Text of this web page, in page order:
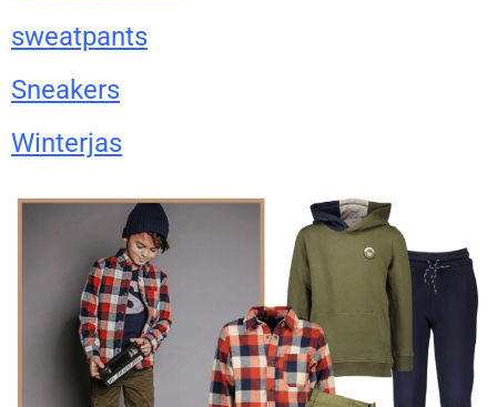
sweatpants
Sneakers
Winterjas